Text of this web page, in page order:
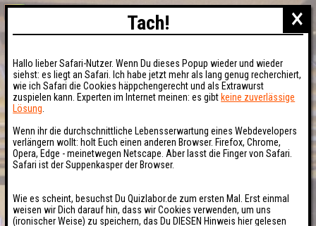
×
Tach!
Hallo lieber Safari-Nutzer. Wenn Du dieses Popup wieder und wieder
siehst: es liegt an Safari. Ich habe jetzt mehr als lang genug recherchiert,
wie ich Safari die Cookies häppchengerecht und als Extrawurst
zuspielen kann. Experten im Internet meinen: es gibt keine zuverlässige
Lösung
Wenn ihr die durchschnittliche Lebensserwartung eines Webdevelopers
verlängern wollt: holt Euch einen anderen Browser. Firefox, Chrome,
Opera, Edge - meinetwegen Netscape. Aber lasst die Finger von Safari.
Safari ist der Suppenkasper der Browser.
Wie es scheint, besuchst Du Quizlabor.de zum ersten Mal. Erst einmal
weisen wir Dich darauf hin, dass wir Cookies verwenden, um uns
(ironischer Weise) zu speichern, das Du DIESEN Hinweis hier gelesen